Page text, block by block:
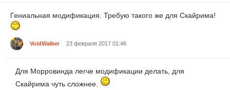
Гениальная модификация. Требую такого же для Скайрима!
VoidWalker 23 февраля 2017 01:46
Для Морровинда легче модификации делать, для
Скайрима чуть сложнее.